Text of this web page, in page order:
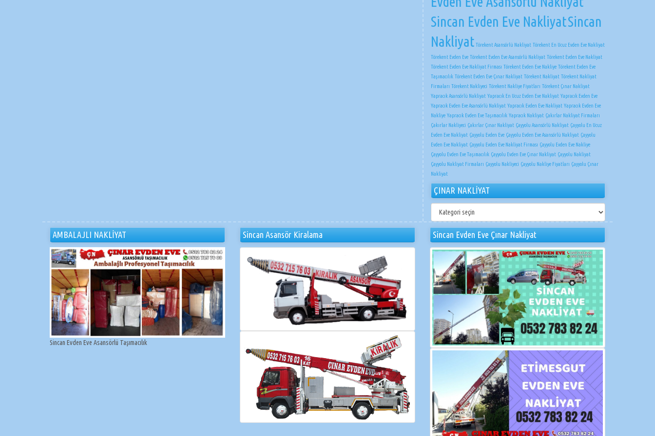
Sincan Evden Eve NakliyatSincan
Nakliyat Törekent Asansörlü Nakliyat Törekent En Ucuz Evden Eve Nakliyat
Törekent Evden Eve Törekent Evden Eve Asansörlü Nakliyat Törekent Evden Eve Nakliyat
Törekent Evden Eve Nakliyat Firması Törekent Evden Eve Nakliye Törekent Evden Eve
Taşımacılık Törekent Evden Eve Çınar Nakliyat Törekent Nakliyat Törekent Nakliyat
Firmaları Törekent Nakliyeci Törekent Nakliye Fiyatları Törekent Çınar Nakliyat
Yapracık Asansörlü Nakliyat Yapracık En Ucuz Evden Eve Nakliyat Yapracık Evden Eve
Yapracık Evden Eve Asansörlü Nakliyat Yapracık Evden Eve Nakliyat Yapracık Evden Eve
Nakliye Yapracık Evden Eve Taşımacılık Yapracık Nakliyat Çakırlar Nakliyat Firmaları
Çakırlar Nakliyeci Çakırlar Çınar Nakliyat Çayyolu Asansörlü Nakliyat Çayyolu En Ucuz
Evden Eve Nakliyat Çayyolu Evden Eve Çayyolu Evden Eve Asansörlü Nakliyat Çayyolu
Evden Eve Nakliyat Çayyolu Evden Eve Nakliyat Firması Çayyolu Evden Eve Nakliye
Çayyolu Evden Eve Taşımacılık Çayyolu Evden Eve Çınar Nakliyat Çayyolu Nakliyat
Çayyolu Nakliyat Firmaları Çayyolu Nakliyeci Çayyolu Nakliye Fiyatları Çayyolu Çınar
Nakliyat
ÇINAR NAKLİYAT
NAKLİYAT
AMBALAJLI NAKLİYAT
Sincan Evden Eve Asansörlü Taşımacılık
Sincan Asansör Kiralama Sincan Evden Eve Çınar Nakliyat